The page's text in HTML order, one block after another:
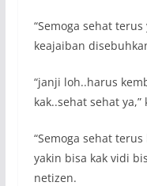
“Semoga sehat
keajaiban
“janji loh..harus
kak..sehat sehat
“Semoga sehat
yakin bisa kak vidi
netizen.